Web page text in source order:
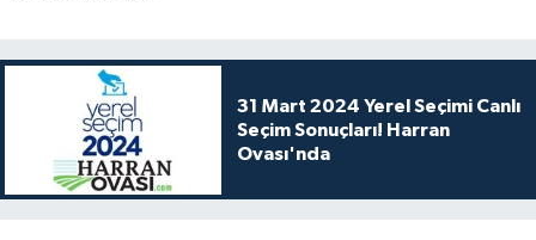
31 Mart 2024 Yerel Seçimi Canlı
Seçim Sonuçları! Harran
Ovası'nda